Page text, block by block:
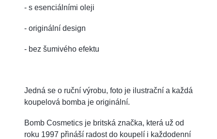
- s esenciálními oleji
- originální design
- bez šumivého efektu
Jedná se o ruční výrobu, foto je ilustrační a každá
koupelová bomba je originální.
Bomb Cosmetics je britská značka, která už od
roku 1997 přináší radost do koupelí i každodenní